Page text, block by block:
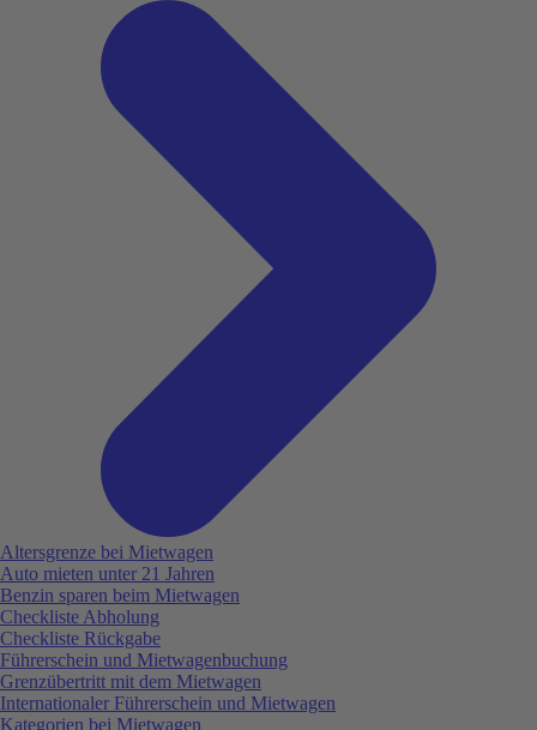
Altersgrenze bei Mietwagen
Auto mieten unter 21 Jahren
Benzin sparen beim Mietwagen
Checkliste Abholung
Checkliste Rückgabe
Führerschein und Mietwagenbuchung
Grenzübertritt mit dem Mietwagen
Internationaler Führerschein und Mietwagen
Kategorien bei Mietwagen